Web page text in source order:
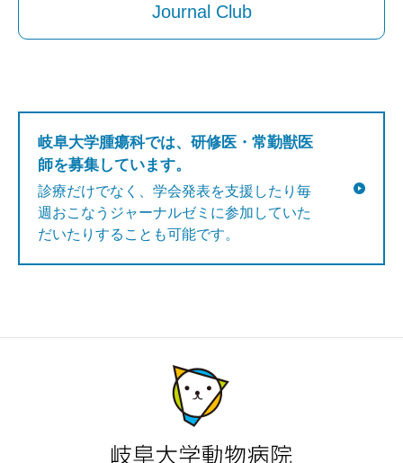
Journal Club
岐阜大学腫瘍科では、研修医・常勤獣医
師を募集しています。
診療だけでなく、学会発表を支援したり毎
週おこなうジャーナルゼミに参加していた
だいたりすることも可能です。